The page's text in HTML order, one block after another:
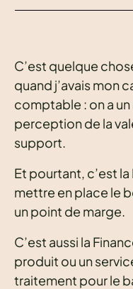
C’est quelque
quand j’avais mon
comptable : on a
perception de la
support.
Et pourtant, c’est
mettre en place le
un point de marge.
C’est aussi la
produit ou un
traitement pour le